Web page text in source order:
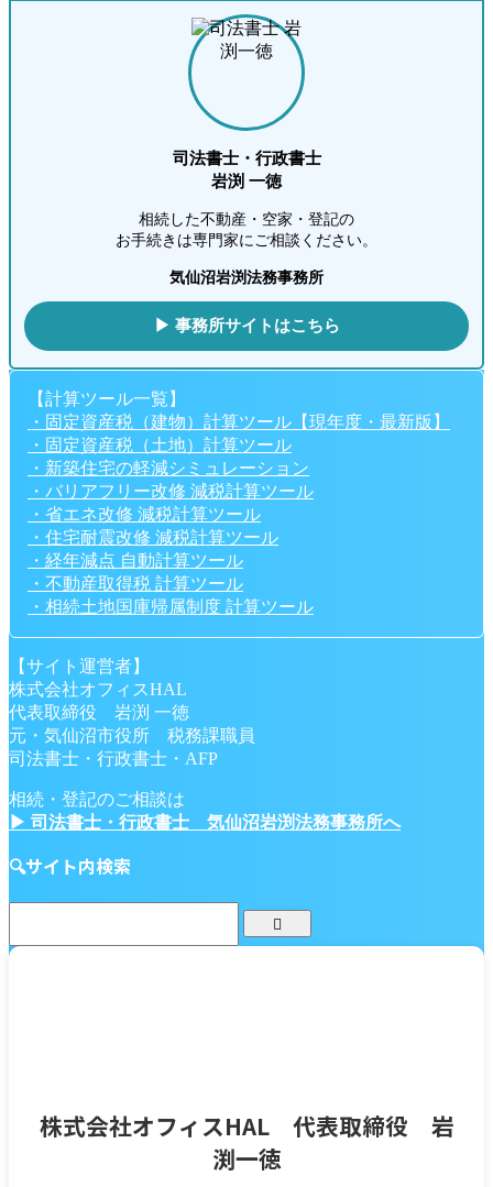
司法書士・行政書士
岩渕 一徳
相続した不動産・空家・登記の
お手続きは専門家にご相談ください。
気仙沼岩渕法務事務所
▶ 事務所サイトはこちら
【計算ツール一覧】
・固定資産税（建物）計算ツール【現年度・最新版】
・固定資産税（土地）計算ツール
・新築住宅の軽減シミュレーション
・バリアフリー改修 減税計算ツール
・省エネ改修 減税計算ツール
・住宅耐震改修 減税計算ツール
・経年減点 自動計算ツール
・不動産取得税 計算ツール
・相続土地国庫帰属制度 計算ツール
【サイト運営者】
株式会社オフィスHAL
代表取締役 岩渕 一徳
元・気仙沼市役所 税務課職員
司法書士・行政書士・AFP
相続・登記のご相談は
▶ 司法書士・行政書士 気仙沼岩渕法務事務所へ
🔍サイト内検索
株式会社オフィスHAL 代表取締役 岩
渕一徳